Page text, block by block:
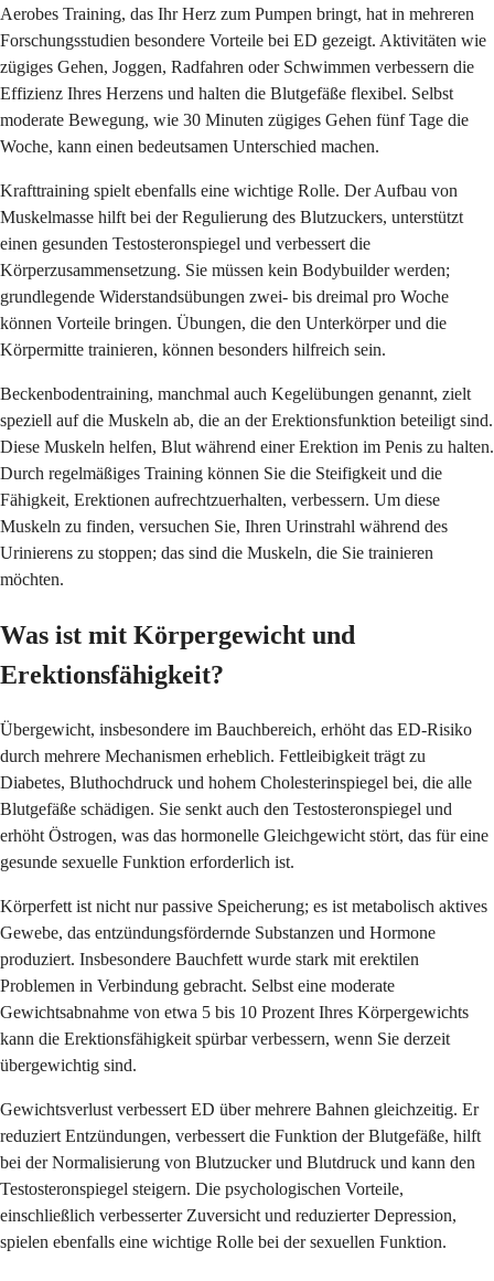
Aerobes Training, das Ihr Herz zum Pumpen bringt, hat in mehreren
Forschungsstudien besondere Vorteile bei ED gezeigt. Aktivitäten wie
zügiges Gehen, Joggen, Radfahren oder Schwimmen verbessern die
Effizienz Ihres Herzens und halten die Blutgefäße flexibel. Selbst
moderate Bewegung, wie 30 Minuten zügiges Gehen fünf Tage die
Woche, kann einen bedeutsamen Unterschied machen.
Krafttraining spielt ebenfalls eine wichtige Rolle. Der Aufbau von
Muskelmasse hilft bei der Regulierung des Blutzuckers, unterstützt
einen gesunden Testosteronspiegel und verbessert die
Körperzusammensetzung. Sie müssen kein Bodybuilder werden;
grundlegende Widerstandsübungen zwei- bis dreimal pro Woche
können Vorteile bringen. Übungen, die den Unterkörper und die
Körpermitte trainieren, können besonders hilfreich sein.
Beckenbodentraining, manchmal auch Kegelübungen genannt, zielt
speziell auf die Muskeln ab, die an der Erektionsfunktion beteiligt sind.
Diese Muskeln helfen, Blut während einer Erektion im Penis zu halten.
Durch regelmäßiges Training können Sie die Steifigkeit und die
Fähigkeit, Erektionen aufrechtzuerhalten, verbessern. Um diese
Muskeln zu finden, versuchen Sie, Ihren Urinstrahl während des
Urinierens zu stoppen; das sind die Muskeln, die Sie trainieren
möchten.
Was ist mit Körpergewicht und
Erektionsfähigkeit?
Übergewicht, insbesondere im Bauchbereich, erhöht das ED-Risiko
durch mehrere Mechanismen erheblich. Fettleibigkeit trägt zu
Diabetes, Bluthochdruck und hohem Cholesterinspiegel bei, die alle
Blutgefäße schädigen. Sie senkt auch den Testosteronspiegel und
erhöht Östrogen, was das hormonelle Gleichgewicht stört, das für eine
gesunde sexuelle Funktion erforderlich ist.
Körperfett ist nicht nur passive Speicherung; es ist metabolisch aktives
Gewebe, das entzündungsfördernde Substanzen und Hormone
produziert. Insbesondere Bauchfett wurde stark mit erektilen
Problemen in Verbindung gebracht. Selbst eine moderate
Gewichtsabnahme von etwa 5 bis 10 Prozent Ihres Körpergewichts
kann die Erektionsfähigkeit spürbar verbessern, wenn Sie derzeit
übergewichtig sind.
Gewichtsverlust verbessert ED über mehrere Bahnen gleichzeitig. Er
reduziert Entzündungen, verbessert die Funktion der Blutgefäße, hilft
bei der Normalisierung von Blutzucker und Blutdruck und kann den
Testosteronspiegel steigern. Die psychologischen Vorteile,
einschließlich verbesserter Zuversicht und reduzierter Depression,
spielen ebenfalls eine wichtige Rolle bei der sexuellen Funktion.